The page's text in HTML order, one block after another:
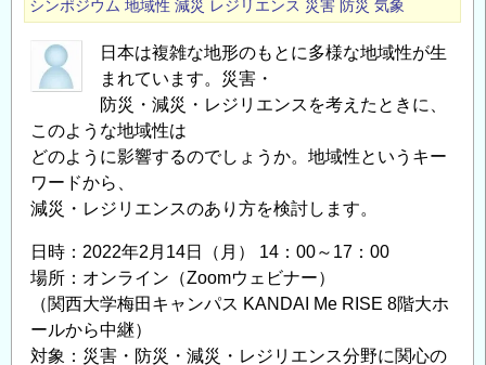
シンポジウム 地域性 減災 レジリエンス 災害 防災 気象
日本は複雑な地形のもとに多様な地域性が生
まれています。災害・
防災・減災・レジリエンスを考えたときに、
このような地域性は
どのように影響するのでしょうか。地域性というキー
ワードから、
減災・レジリエンスのあり方を検討します。
日時：2022年2月14日（月） 14：00～17：00
場所：オンライン（Zoomウェビナー）
（関西大学梅田キャンパス KANDAI Me RISE 8階大ホ
ールから中継）
対象：災害・防災・減災・レジリエンス分野に関心の